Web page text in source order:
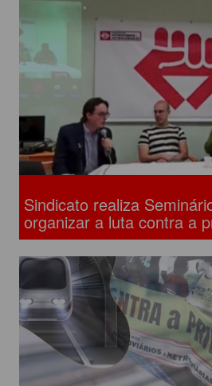
Sindicato realiza
organizar a luta contra a